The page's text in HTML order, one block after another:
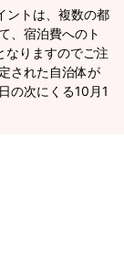
ントは、複数の都
、宿泊費へのト
なりますのでご注
された自治体が
の次にくる10月1